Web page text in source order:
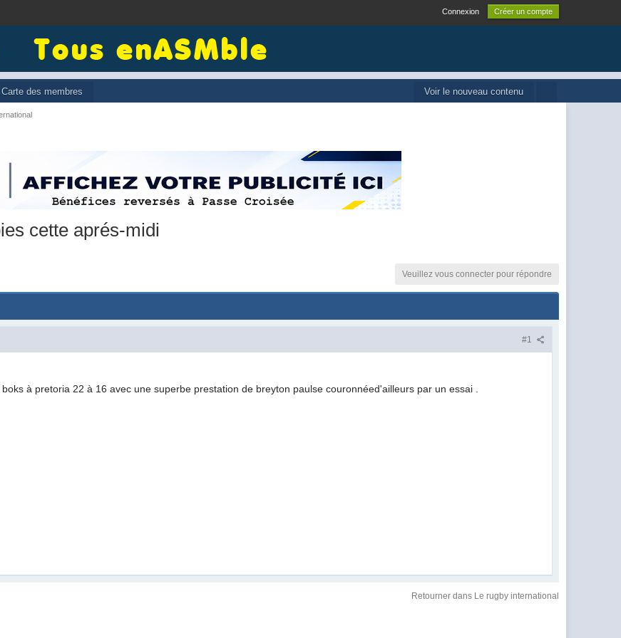
Connexion Créer un compte
Voir le nouveau contenu
Carte des membres
cette aprés-midi
Veuillez vous connecter pour répondre
#1
à pretoria 22 à 16 avec une superbe prestation de breyton paulse couronnéed'ailleurs par un essai .
Retourner dans Le rugby international